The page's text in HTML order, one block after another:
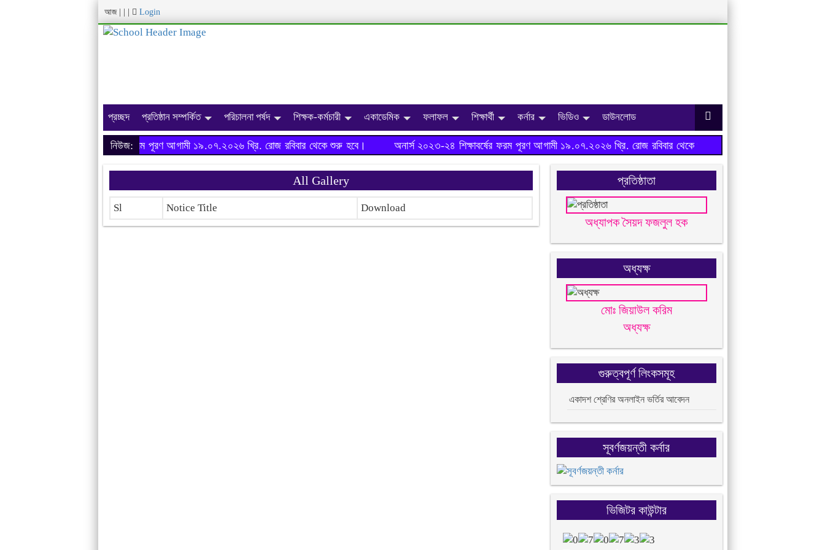
আজ Login
প্রচ্ছদ প্রতিষ্ঠান সম্পর্কিত পরিচালনা পর্ষদ শিক্ষক-কর্মচারী একাডেমিক ফলাফল শিক্ষার্থী কর্নার ভিডিও ডাউনলোড
নিউজ: অনার্স ২০২৩-২৪ শিক্ষাবর্ষের ফরম পূরণ আগামী ১৯.০৭.২০২৬ খ্রি. রোজ রবিবার থেকে শুরু হবে।
অনার্স ২০২৩-২৪ শিক্ষাবর্ষের ফরম পূরণ আগামী ১৯.০৭.২০২৬ খ্রি. রোজ রবিবার থেকে শুরু হবে।
All Gallery
Sl Notice Title Download
প্রতিষ্ঠাতা
অধ্যাপক সৈয়দ ফজলুল হক
অধ্যক্ষ
মোঃ জিয়াউল করিম
অধ্যক্ষ
গুরুত্বপূর্ণ লিংকসমূহ
একাদশ শ্রেণির অনলাইন ভর্তির আবেদন
সূবর্ণজয়ন্তী কর্নার
ভিজিটর কাউন্টার